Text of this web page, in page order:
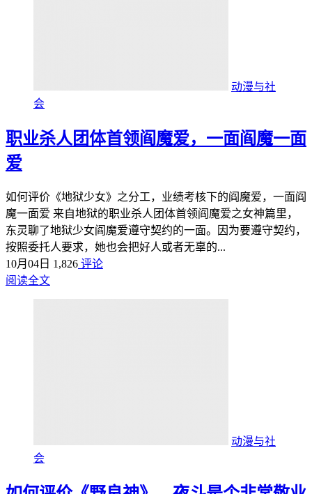
动漫与社
会
职业杀人团体首领阎魔爱，一面阎魔一面
爱
如何评价《地狱少女》之分工，业绩考核下的阎魔爱，一面阎
魔一面爱 来自地狱的职业杀人团体首领阎魔爱之女神篇里，
东灵聊了地狱少女阎魔爱遵守契约的一面。因为要遵守契约，
按照委托人要求，她也会把好人或者无辜的...
10月04日 1,826 评论
阅读全文
动漫与社
会